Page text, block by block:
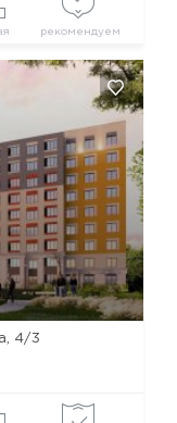
рекомендуем
4/3